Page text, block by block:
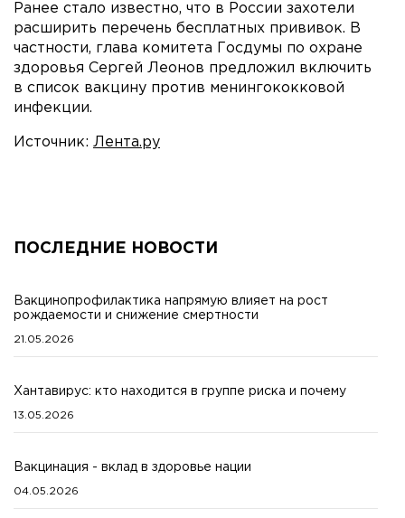
Ранее стало известно, что в России захотели
расширить перечень бесплатных прививок. В
частности, глава комитета Госдумы по охране
здоровья Сергей Леонов предложил включить
в список вакцину против менингококковой
инфекции.
Источник: Лента.ру
ПОСЛЕДНИЕ НОВОСТИ
Вакцинопрофилактика напрямую влияет на рост
рождаемости и снижение смертности
21.05.2026
Хантавирус: кто находится в группе риска и почему
13.05.2026
Вакцинация - вклад в здоровье нации
04.05.2026